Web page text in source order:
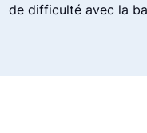
de difficulté avec la